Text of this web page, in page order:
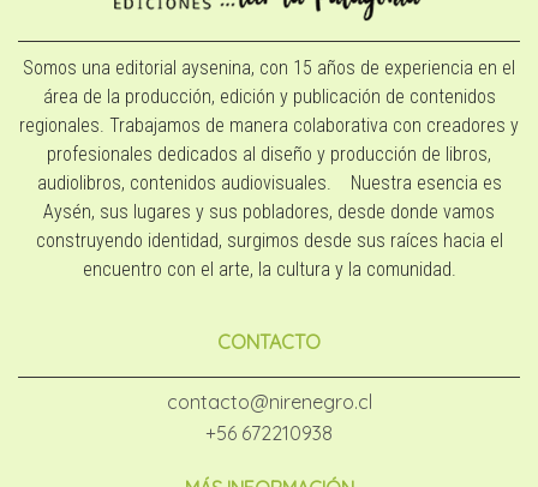
Somos una editorial aysenina, con 15 años de experiencia en el
área de la producción, edición y publicación de contenidos
regionales. Trabajamos de manera colaborativa con creadores y
profesionales dedicados al diseño y producción de libros,
audiolibros, contenidos audiovisuales. Nuestra esencia es
Aysén, sus lugares y sus pobladores, desde donde vamos
construyendo identidad, surgimos desde sus raíces hacia el
encuentro con el arte, la cultura y la comunidad.
CONTACTO
contacto@nirenegro.cl
+56 672210938